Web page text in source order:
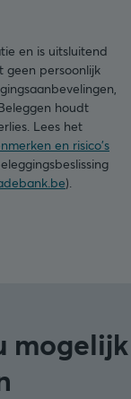
en is uitsluitend
geen persoonlijk
houdt
Lees het
en risico's
).
mogelijk